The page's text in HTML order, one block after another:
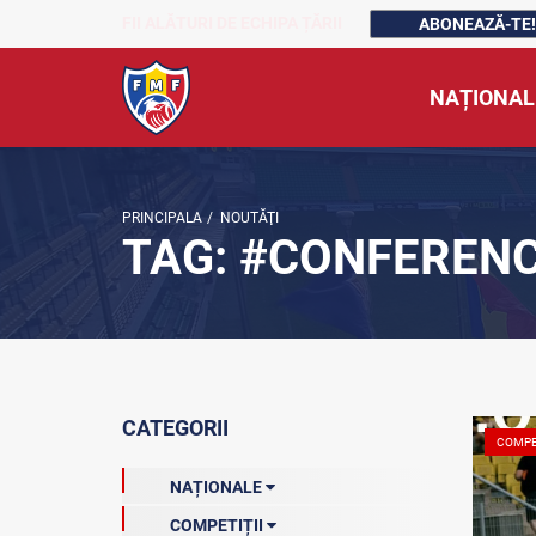
ABONEAZĂ-TE!
PRINCIPALA / NOUTĂŢI
TAG:
CATEGORII
NAȚIONALE
COMPETIȚII